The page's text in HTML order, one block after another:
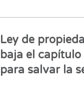
Ley de
baja el
para salvar la